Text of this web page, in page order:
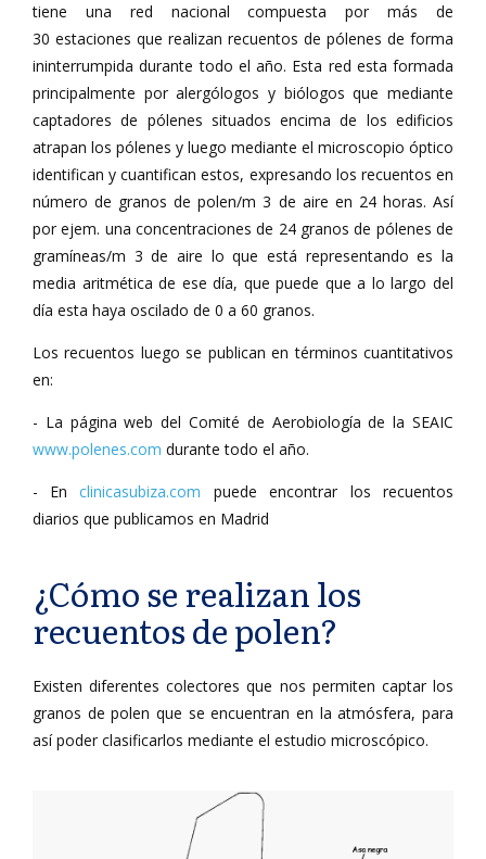
tiene una red nacional compuesta por más de
30 estaciones que realizan recuentos de pólenes de forma
ininterrumpida durante todo el año. Esta red esta formada
principalmente por alergólogos y biólogos que mediante
captadores de pólenes situados encima de los edificios
atrapan los pólenes y luego mediante el microscopio óptico
identifican y cuantifican estos, expresando los recuentos en
número de granos de polen/m 3 de aire en 24 horas. Así
por ejem. una concentraciones de 24 granos de pólenes de
gramíneas/m 3 de aire lo que está representando es la
media aritmética de ese día, que puede que a lo largo del
día esta haya oscilado de 0 a 60 granos.
Los recuentos luego se publican en términos cuantitativos
en:
- La página web del Comité de Aerobiología de la SEAIC
www.polenes.com durante todo el año.
- En clinicasubiza.com puede encontrar los recuentos
diarios que publicamos en Madrid
¿Cómo se realizan los
recuentos de polen?
Existen diferentes colectores que nos permiten captar los
granos de polen que se encuentran en la atmósfera, para
así poder clasificarlos mediante el estudio microscópico.